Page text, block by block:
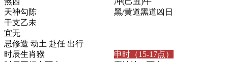
天神勾陈 黑/黄道黑道凶日
干支乙未
宜无
忌修造 动土 赴任 出行
申时（15-17点）
时辰生肖猴